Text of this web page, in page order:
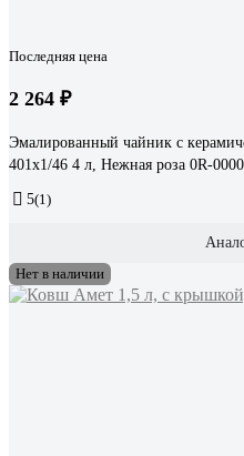
Последняя цена
2 264 ₽
Эмалированный чайник с
401x1/46 4 л, Нежная роза 0R-
5(1)
Нет в наличии